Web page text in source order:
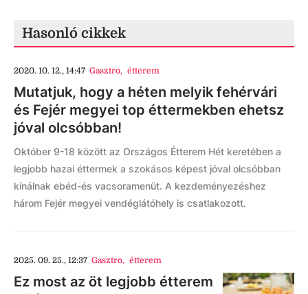
Hasonló cikkek
2020. 10. 12., 14:47 Gasztro, étterem
Mutatjuk, hogy a héten melyik fehérvári
és Fejér megyei top éttermekben ehetsz
jóval olcsóbban!
Október 9-18 között az Országos Étterem Hét keretében a
legjobb hazai éttermek a szokásos képest jóval olcsóbban
kínálnak ebéd-és vacsoramenüt. A kezdeményezéshez
három Fejér megyei vendéglátóhely is csatlakozott.
2025. 09. 25., 12:37 Gasztro, étterem
Ez most az öt legjobb étterem